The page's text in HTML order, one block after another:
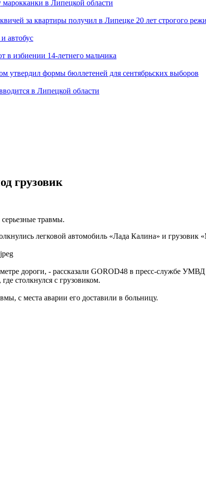
в Липецкой области
за квартиры получил в Липецке 20 лет строгого
автобус
в избиении 14-летнего мальчика
утвердил формы бюллетеней для сентябрьских выборов
в Липецкой области
грузовик
травмы.
легковой автомобиль «Лада Калина» и грузовик
дороги, - рассказали GOROD48 в пресс-службе
столкнулся с грузовиком.
с места аварии его доставили в больницу.